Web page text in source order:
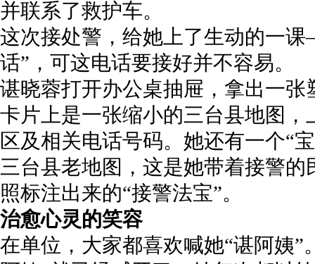
并联系了救护车。
这次接处警，给她上了生动的一
话”，可这电话要接好并不容易。
谌晓蓉打开办公桌抽屉，拿出一
卡片上是一张缩小的三台县地图
区及相关电话号码。她还有一个“
三台县老地图，这是她带着接警
照标注出来的“接警法宝”。
治愈心灵的笑容
在单位，大家都喜欢喊她“谌阿姨”